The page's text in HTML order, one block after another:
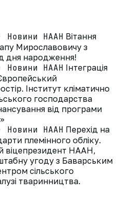
Новини НААН Вітання
Мирославовичу з
дня народження!
Новини НААН Інтеграція
Інститут кліматично
господарства
від програми
Новини НААН Перехід на
племінного обліку.
віцепрезидент НААН,
угоду з Баварським
сільського
тваринництва.